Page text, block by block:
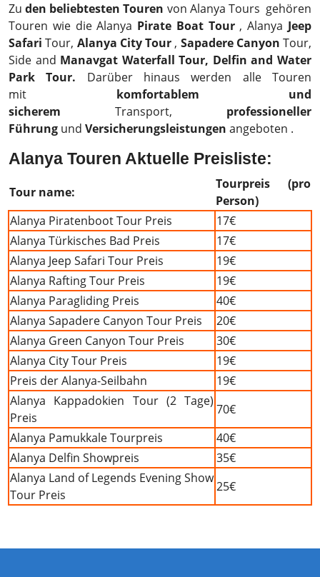
Zuden beliebtesten Touren von Alanya Tours gehören
Touren wie die Alanya Pirate Boat Tour, AlanyaJeep
Safari Tour, Alanya City Tour, Sapadere Canyon Tour,
Side and Manavgat Waterfall Tour, Delfin and Water
Park Tour. Darüber hinaus werden alle Touren
mit komfortablem und
sicherem Transport, professioneller
Führung und Versicherungsleistungen angeboten .
Alanya Touren Aktuelle Preisliste:
Tour name:
Tourpreis (pro
Person)
Alanya Piratenboot Tour Preis
17€
Alanya Türkisches Bad Preis
17€
Alanya Jeep Safari Tour Preis
19€
Alanya Rafting Tour Preis
19€
Alanya Paragliding Preis
40€
Alanya Sapadere Canyon Tour Preis
20€
Alanya Green Canyon Tour Preis
30€
Alanya City Tour Preis
19€
Preis der Alanya-Seilbahn
19€
Alanya Kappadokien Tour (2 Tage)
Preis
70€
Alanya Pamukkale Tourpreis
40€
Alanya Delfin Showpreis
35€
Alanya Land of Legends Evening Show
Tour Preis
25€